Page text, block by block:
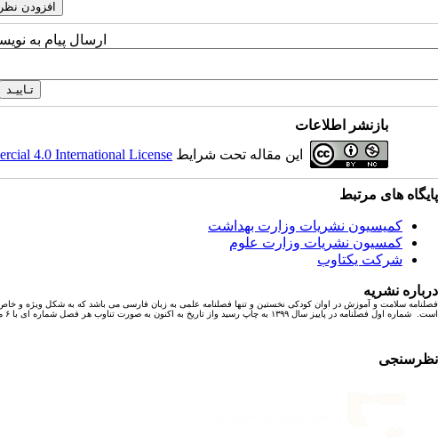
ارسال پیام به
بازنشر اطلاعات
این مقاله تحت شرایط 4.0 International License
پایگاه های مرتبط
کمیسیون نشریات وزارت بهداشت
کمسیون نشریات وزارت علوم
شرکت یکتاوب
درباره نشریه
فصلنامه سلامت و آموزش در اوان کودکی نخستین و تنها فصلنامه علمی به زبان فارسی می باشد که به شکل ویژه و
است. شماره اول فصلنامه در پاییز سال ۱۳۹۹ به چاپ رسید واز تاریخ به اکنون به صورت تناوب هر فصل شماره ای با ۶ مقاله پژوهشی به چاپ رسیده است.
نظرسنجی